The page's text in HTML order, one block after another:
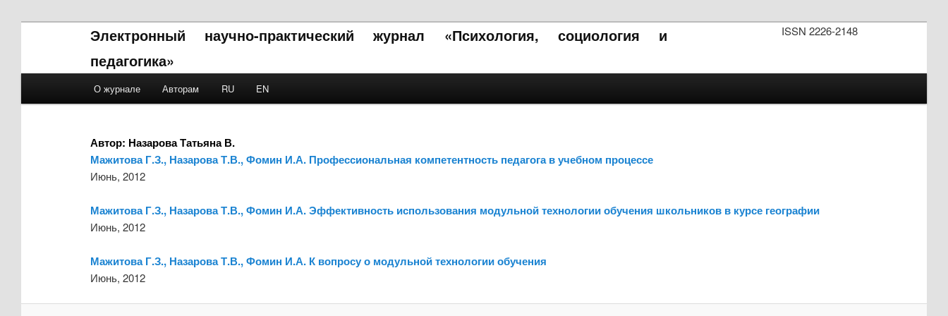
ISSN 2226-2148
Электронный научно-практический журнал «Психология, социология и
педагогика»
Skip to primary content
Skip to secondary content
О журнале Авторам RU EN
Автор: Назарова Татьяна В.
Мажитова Г.З., Назарова Т.В., Фомин И.А. Профессиональная компетентность педагога в учебном процессе
Июнь, 2012
Мажитова Г.З., Назарова Т.В., Фомин И.А. Эффективность использования модульной технологии обучения школьников в курсе географии
Июнь, 2012
Мажитова Г.З., Назарова Т.В., Фомин И.А. К вопросу о модульной технологии обучения
Июнь, 2012